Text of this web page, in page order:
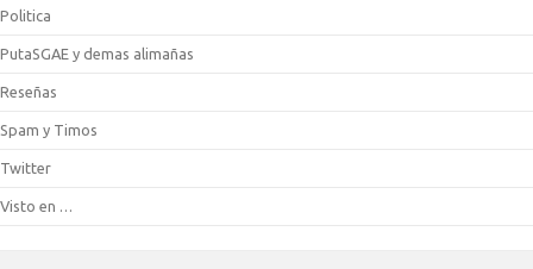
Politica
PutaSGAE y demas alimañas
Reseñas
Spam y Timos
Twitter
Visto en …